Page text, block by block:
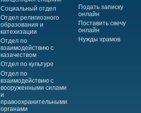
Социальный отдел
Отдел религиозного
образования и
катехизации
Отдел по
взаимодействию с
казачеством
Отдел по культуре
Отдел по
взаимодействию с
вооруженными силами
и
правоохранительными
органами
Подать записку
онлайн
Поставить свечу
онлайн
Нужды храмов